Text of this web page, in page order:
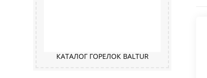
КАТАЛОГ ГОРЕЛОК BALTUR